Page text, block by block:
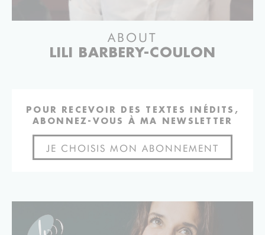
ABOUT
LILI BARBERY-COULON
POUR RECEVOIR DES TEXTES INÉDITS,
ABONNEZ-VOUS À MA NEWSLETTER
JE CHOISIS MON ABONNEMENT